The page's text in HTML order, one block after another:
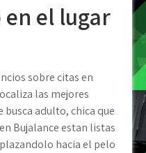
el lugar
sobre citas en
las mejores
busca adulto, chica que
Bujalance estan listas
hacia el pelo